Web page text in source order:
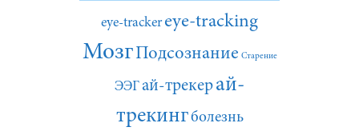
eye-tracker eye-tracking
МозгПодсознание Старение
ЭЭГай-трекерай-
трекингболезнь